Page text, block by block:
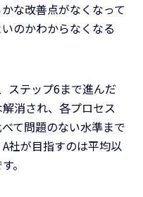
な改善点がなくなって
のかわからなくなる
ステップ6まで進んだ
消され、各プロセス
て問題のない水準まで
社が目指すのは平均以
。